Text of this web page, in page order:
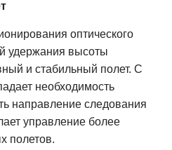
оптического
удержания высоты
и стабильный полет. С
необходимость
направление следования
управление более
полетов.